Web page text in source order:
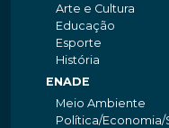
Arte e Cultura
Educação
Esporte
História
ENADE
Meio Ambiente
Política/